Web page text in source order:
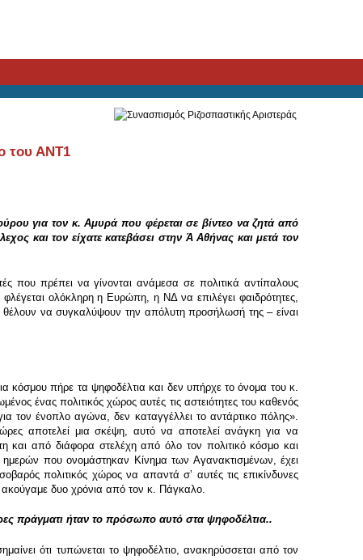
του ΑΝΤ1
για τον κ. Αμυρά που φέρεται σε βίντεο να ζητά από
και τον είχατε κατεβάσει στην Ά Αθήνας και μετά τον
που πρέπει να γίνονται ανάμεσα σε πολιτικά αντίπαλους
ολόκληρη η Ευρώπη, η ΝΔ να επιλέγει φαιδρότητες,
θέλουν να συγκαλύψουν την απόλυτη προσήλωσή της – είναι
κόσμου πήρε τα ψηφοδέλτια και δεν υπήρχε το όνομα του κ.
ένας πολιτικός χώρος αυτές τις αστειότητες του καθενός
τον ένοπλο αγώνα, δεν καταγγέλλει το αντάρτικο πόλης».
ώρες αποτελεί μια σκέψη, αυτό να αποτελεί ανάγκη για να
από διάφορα στελέχη από όλο τον πολιτικό κόσμο και
που ονομάστηκαν Κίνημα των Αγανακτισμένων, έχει
πολιτικός χώρος να απαντά σʼ αυτές τις επικίνδυνες
δυο χρόνια από τον κ. Πάγκαλο.
πράγματι ήταν το πρόσωπο αυτό στα ψηφοδέλτια..
ότι τυπώνεται το ψηφοδέλτιο, ανακηρύσσεται από τον